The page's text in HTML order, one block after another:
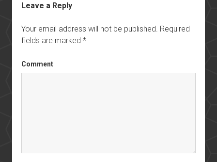
Leave a Reply
Your email address will not be published. Required
fields are marked *
Comment